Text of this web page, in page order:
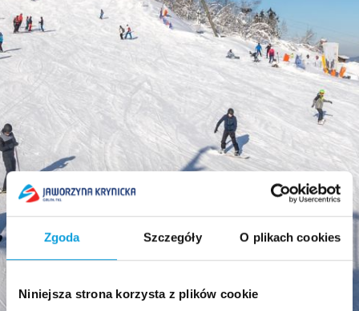
Zgoda Szczegóły O plikach cookies
Niniejsza strona korzysta z plików cookie